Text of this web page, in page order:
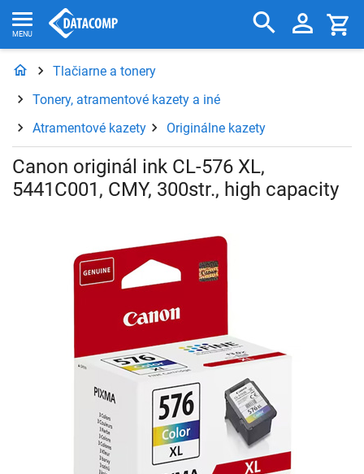
Tlačiarne a tonery
Tonery, atramentové kazety a iné
Atramentové kazety
Originálne kazety
Canon originál ink CL-576 XL,
5441C001, CMY, 300str., high capacity